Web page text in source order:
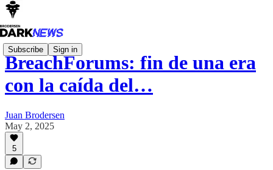
Subscribe Sign in
BreachForums: fin de una era
con la caída del…
Juan Brodersen
May 2, 2025
5